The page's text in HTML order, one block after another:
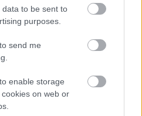
to be sent to
purposes.
send me
enable storage
on web or